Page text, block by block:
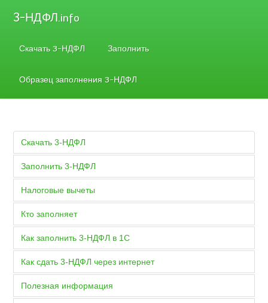
3-НДФЛ.info
Скачать 3-НДФЛ Заполнить
Образец заполнения 3-НДФЛ
Скачать 3-НДФЛ
Заполнить 3-НДФЛ
Налоговые вычеты
Кто заполняет
Как заполнить 3-НДФЛ в 1С
Как сдать 3-НДФЛ через интернет
Полезная информация